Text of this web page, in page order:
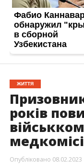
ЖИТТЯ
років
Опубліковано 08.02.2023